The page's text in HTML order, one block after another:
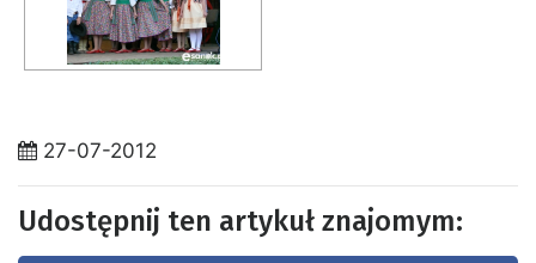
27-07-2012
Udostępnij ten artykuł znajomym: